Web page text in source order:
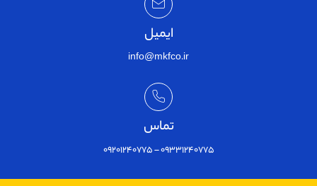
ایمیل
info@mkfco.ir
تماس
09331240775 – 09201240775